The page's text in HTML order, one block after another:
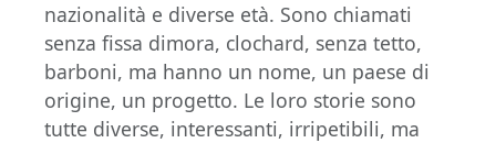
nazionalità e diverse età. Sono chiamati
senza fissa dimora, clochard, senza tetto,
barboni, ma hanno un nome, un paese di
origine, un progetto. Le loro storie sono
tutte diverse, interessanti, irripetibili, ma